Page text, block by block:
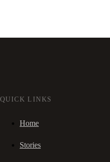
QUICK LINKS
Home
Stories